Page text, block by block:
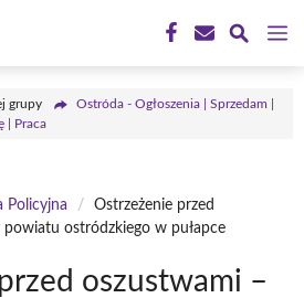
grupy
Ostróda - Ogłoszenia | Sprzedam |
| Praca
Policyjna /
Ostrzeżenie przed
ostródzkiego w pułapce
oszustwami –